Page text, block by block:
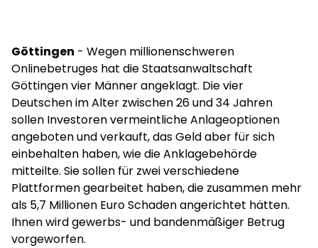
Göttingen - Wegen millionenschweren
Onlinebetruges hat die Staatsanwaltschaft
Göttingen vier Männer angeklagt. Die vier
Deutschen im Alter zwischen 26 und 34 Jahren
sollen Investoren vermeintliche Anlageoptionen
angeboten und verkauft, das Geld aber für sich
einbehalten haben, wie die Anklagebehörde
mitteilte. Sie sollen für zwei verschiedene
Plattformen gearbeitet haben, die zusammen mehr
als 5,7 Millionen Euro Schaden angerichtet hätten.
Ihnen wird gewerbs- und bandenmäßiger Betrug
vorgeworfen.